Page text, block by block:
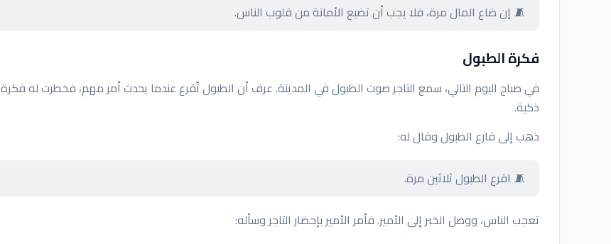
🧵 إن ضاع المال مرة، فلا يجب أن تضيع الأمانة من قلوب الناس.
فكرة الطبول
في صباح اليوم التالي، سمع التاجر صوت الطبول في المدينة. عرف أن الطبول تُقرع عندما يحدث أمر مهم، فخطرت له فكرة
ذكية.
ذهب إلى قارع الطبول وقال له:
🧵 اقرع الطبول ثلاثين مرة.
تعجب الناس، ووصل الخبر إلى الأمير. فأمر الأمير بإحضار التاجر وسأله: